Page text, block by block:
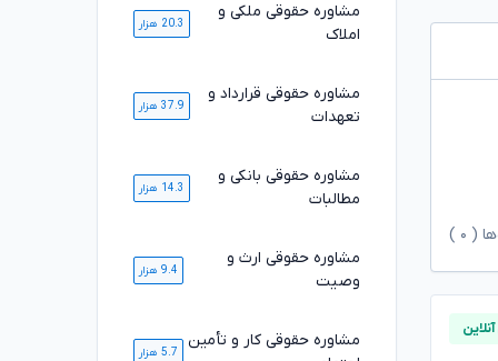
( ۰
مشاوره حقوقی ملکی و
املاک
20.3 هزار
مشاوره حقوقی قرارداد و
تعهدات
37.9 هزار
مشاوره حقوقی بانکی و
مطالبات
14.3 هزار
مشاوره حقوقی ارث و
وصیت
9.4 هزار
مشاوره حقوقی کار و تأمین
5.7 هزار